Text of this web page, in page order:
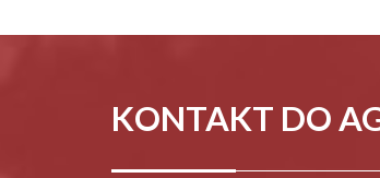
KONTAKT DO